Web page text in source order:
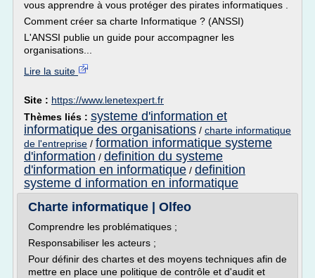
vous apprendre à vous protéger des pirates informatiques .
Comment créer sa charte Informatique ? (ANSSI)
L'ANSSI publie un guide pour accompagner les
organisations...
Lire la suite
Site : https://www.lenetexpert.fr
Thèmes liés : systeme d'information et
informatique des organisations / charte informatique
de l'entreprise / formation informatique systeme
d'information / definition du systeme
d'information en informatique / definition
systeme d information en informatique
Charte informatique | Olfeo
Comprendre les problématiques ;
Responsabiliser les acteurs ;
Pour définir des chartes et des moyens techniques afin de
mettre en place une politique de contrôle et d'audit et